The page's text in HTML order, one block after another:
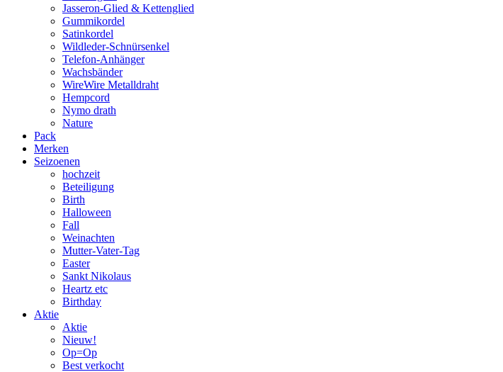
Jasseron-Glied & Kettenglied
Gummikordel
Satinkordel
Wildleder-Schnürsenkel
Telefon-Anhänger
Wachsbänder
WireWire Metalldraht
Hempcord
Nymo drath
Nature
Pack
Merken
Seizoenen
hochzeit
Beteiligung
Birth
Halloween
Fall
Weinachten
Mutter-Vater-Tag
Easter
Sankt Nikolaus
Heartz etc
Birthday
Aktie
Aktie
Nieuw!
Op=Op
Best verkocht